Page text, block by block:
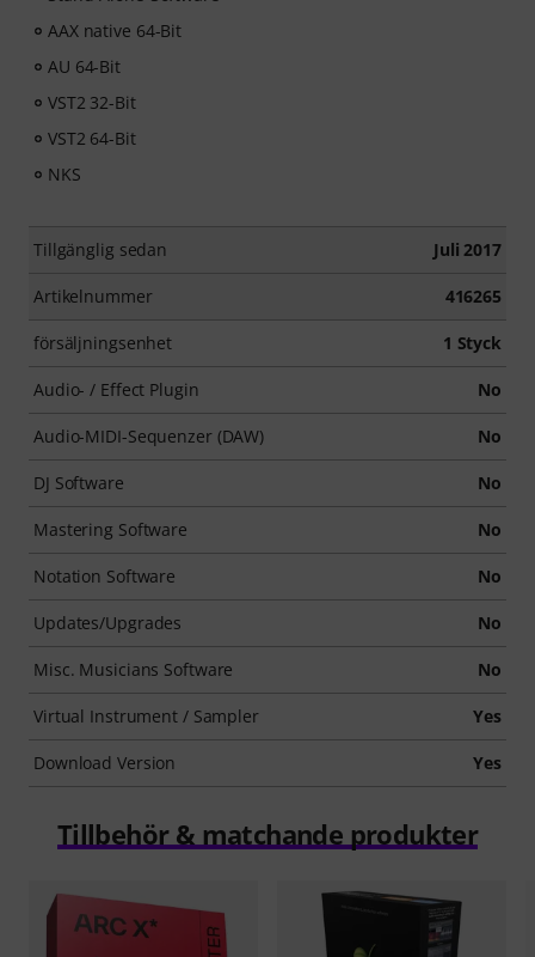
AAX native 64-Bit
AU 64-Bit
VST2 32-Bit
VST2 64-Bit
NKS
Tillgänglig sedan Juli 2017
Artikelnummer 416265
försäljningsenhet 1 Styck
Audio- / Effect Plugin No
Audio-MIDI-Sequenzer (DAW) No
DJ Software No
Mastering Software No
Notation Software No
Updates/Upgrades No
Misc. Musicians Software No
Virtual Instrument / Sampler Yes
Download Version Yes
Tillbehör & matchande produkter